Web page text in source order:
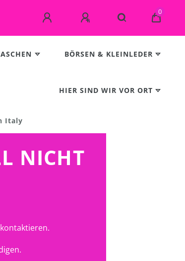
0
BÖRSEN & KLEINLEDER
HIER SIND WIR VOR ORT
Italy
NICHT